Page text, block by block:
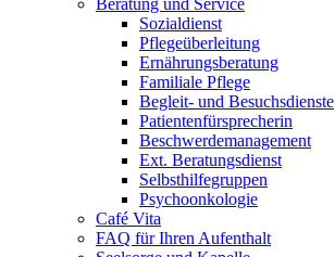
Beratung und Service
Sozialdienst
Pflegeüberleitung
Ernährungsberatung
Familiale Pflege
Begleit- und Besuchsdienste
Patientenfürsprecherin
Beschwerdemanagement
Ext. Beratungsdienst
Selbsthilfegruppen
Psychoonkologie
Café Vita
FAQ für Ihren Aufenthalt